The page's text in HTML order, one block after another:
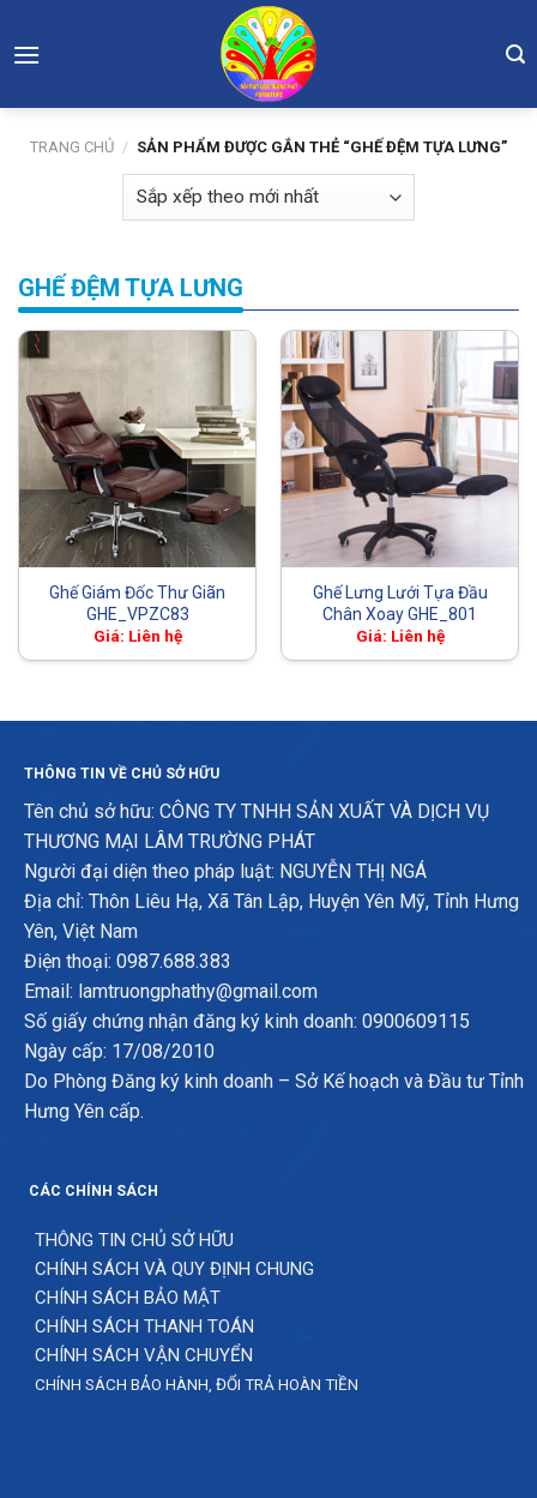
to
TRANG CHỦ / SẢN PHẨM ĐƯỢC GẮN THẺ “GHẾ ĐỆM TỰA LƯNG”
GHẾ ĐỆM TỰA LƯNG
Ghế Giám Đốc Thư Giãn
GHE_VPZC83
Giá: Liên hệ
Ghế Lưng Lưới Tựa Đầu
Chân Xoay GHE_801
Giá: Liên hệ
THÔNG TIN VỀ CHỦ SỞ HỮU
Tên chủ sở hữu: CÔNG TY TNHH SẢN XUẤT VÀ DỊCH VỤ
THƯƠNG MẠI LÂM TRƯỜNG PHÁT
Người đại diện theo pháp luật: NGUYỄN THỊ NGÁ
Địa chỉ: Thôn Liêu Hạ, Xã Tân Lập, Huyện Yên Mỹ, Tỉnh Hưng
Yên, Việt Nam
Điện thoại: 0987.688.383
Email: lamtruongphathy@gmail.com
Số giấy chứng nhận đăng ký kinh doanh: 0900609115
Ngày cấp: 17/08/2010
Do Phòng Đăng ký kinh doanh – Sở Kế hoạch và Đầu tư Tỉnh
Hưng Yên cấp.
CÁC CHÍNH SÁCH
THÔNG TIN CHỦ SỞ HỮU
CHÍNH SÁCH VÀ QUY ĐỊNH CHUNG
CHÍNH SÁCH BẢO MẬT
CHÍNH SÁCH THANH TOÁN
CHÍNH SÁCH VẬN CHUYỂN
CHÍNH SÁCH BẢO HÀNH, ĐỔI TRẢ HOÀN TIỀN